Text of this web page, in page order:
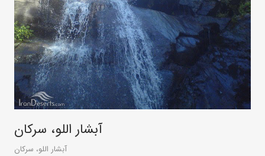
آبشار اللو، سرکان
آبشار اللو، سرکان